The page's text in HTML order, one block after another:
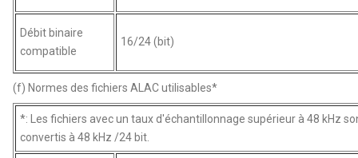
Débit binaire
compatible
16/24 (bit)
(f) Normes des fichiers ALAC utilisables*
*: Les fichiers avec un taux d'échantillonnage supérieur à 48 kHz
convertis à 48 kHz /24 bit.